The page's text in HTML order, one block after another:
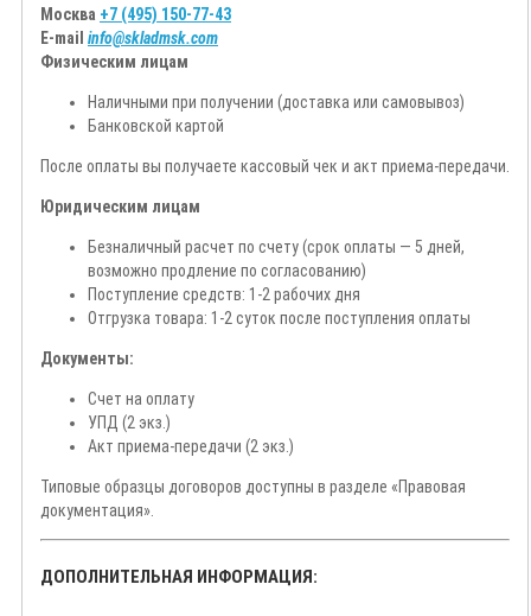
Москва +7 (495) 150-77-43
E-mail info@skladmsk.com
Физическим лицам
Наличными при получении (доставка или самовывоз)
Банковской картой
После оплаты вы получаете кассовый чек и акт приема-передачи.
Юридическим лицам
Безналичный расчет по счету (срок оплаты — 5 дней,
возможно продление по согласованию)
Поступление средств: 1-2 рабочих дня
Отгрузка товара: 1-2 суток после поступления оплаты
Документы:
Счет на оплату
УПД (2 экз.)
Акт приема-передачи (2 экз.)
Типовые образцы договоров доступны в разделе «Правовая
документация».
ДОПОЛНИТЕЛЬНАЯ ИНФОРМАЦИЯ: